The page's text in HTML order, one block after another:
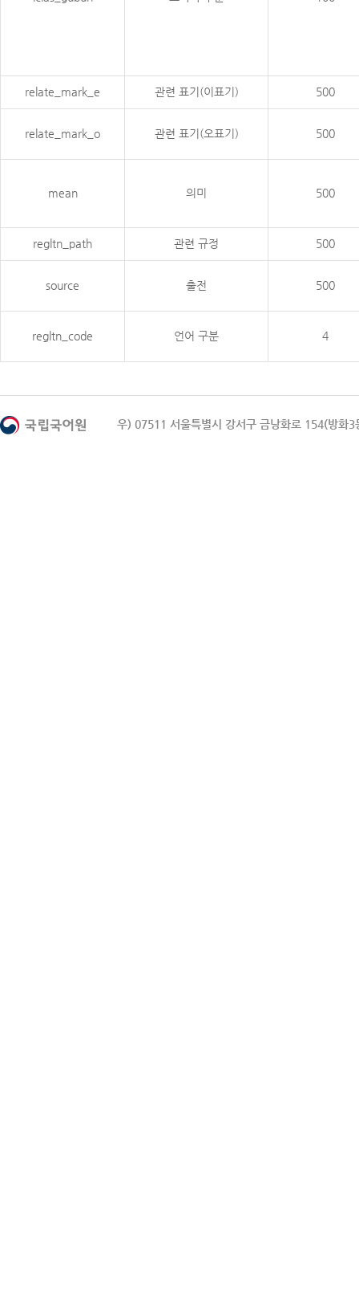
relate_mark_e 관련 표기(이표기) 500
relate_mark_o 관련 표기(오표기) 500
mean 의미 500
regltn_path 관련 규정 500
source 출전 500
regltn_code 언어 구분 4
우) 07511 서울특별시 강서구 금낭화로 154(방화3